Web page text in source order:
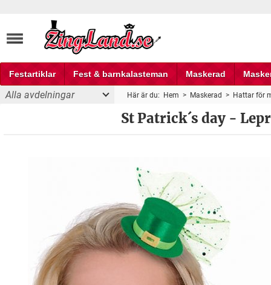
Festartiklar Fest & barnkalasteman Maskerad
Fest och partyprylar
Alla avdelningar Här är du: Hem > Maskerad > Hattar för
St Patrick´s day -